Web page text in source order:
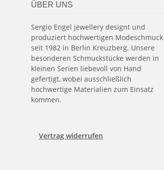
ÜBER UNS
Sergio Engel jewellery designt und
produziert hochwertigen Modeschmuck
seit 1982 in Berlin Kreuzberg. Unsere
besonderen Schmuckstücke werden in
kleinen Serien liebevoll von Hand
gefertigt, wobei ausschließlich
hochwertige Materialien zum Einsatz
kommen.
Vertrag widerrufen